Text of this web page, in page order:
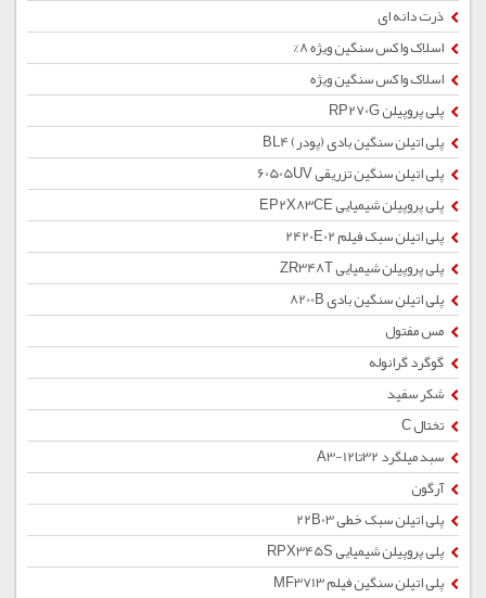
ذرت دانه ای
اسلاک واکس سنگین ویژه 8%
اسلاک واکس سنگین ویژه
پلی پروپیلن RP270G
پلی اتیلن سنگین بادی (پودر) BL4
پلی اتیلن سنگین تزریقی 60505UV
پلی پروپیلن شیمیایی EP2X83CE
پلی اتیلن سبک فیلم 2420E02
پلی پروپیلن شیمیایی ZR348T
پلی اتیلن سنگین بادی 8200B
مس مفتول
گوگرد گرانوله
شکر سفید
تختال C
سبد میلگرد 32تا12-A3
آرگون
پلی اتیلن سبک خطی 22B03
پلی پروپیلن شیمیایی RPX345S
پلی اتیلن سنگین فیلم MF3713